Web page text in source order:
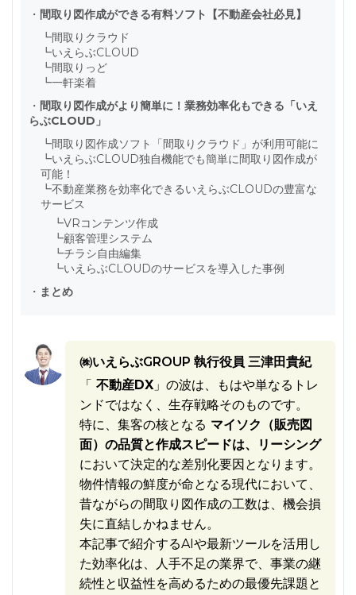
・ 間取り図作成ができる有料ソフト【不動産会社必見】
┗間取りクラウド
┗いえらぶCLOUD
┗間取りっど
┗一軒楽着
・ 間取り図作成がより簡単に！業務効率化もできる「いえ
らぶCLOUD」
┗間取り図作成ソフト「間取りクラウド」が利用可能に
┗いえらぶCLOUD独自機能でも簡単に間取り図作成が
可能！
┗不動産業務を効率化できるいえらぶCLOUDの豊富な
サービス
┗VRコンテンツ作成
┗顧客管理システム
┗チラシ自由編集
┗いえらぶCLOUDのサービスを導入した事例
・ まとめ
㈱いえらぶGROUP 執行役員 三津田貴紀
「 不動産DX 」の波は、もはや単なるトレ
ンドではなく、生存戦略そのものです。
特に、集客の核となる マイソク（販売図
面）の品質と作成スピードは、リーシング
において決定的な差別化要因となります。
物件情報の鮮度が命となる現代において、
昔ながらの間取り図作成の工数は、機会損
失に直結しかねません。
本記事で紹介するAIや最新ツールを活用し
た効率化は、人手不足の業界で、事業の継
続性と収益性を高めるための最優先課題と